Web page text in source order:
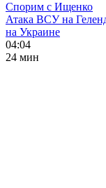
Спорим с Ищенко
Атака ВСУ на
на Украине
04:04
24 мин